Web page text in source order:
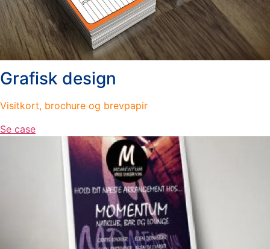
Grafisk design
Visitkort, brochure og brevpapir
Se case